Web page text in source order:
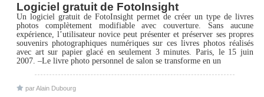
Logiciel gratuit de FotoInsight
Un logiciel gratuit de FotoInsight permet de créer un type de livres
photos complètement modifiable avec couverture. Sans aucune
expérience, l’utilisateur novice peut présenter et préserver ses propres
souvenirs photographiques numériques sur ces livres photos réalisés
avec art sur papier glacé en seulement 3 minutes. Paris, le 15 juin
2007. –Le livre photo personnel de salon se transforme en un
par Alain Dubourg